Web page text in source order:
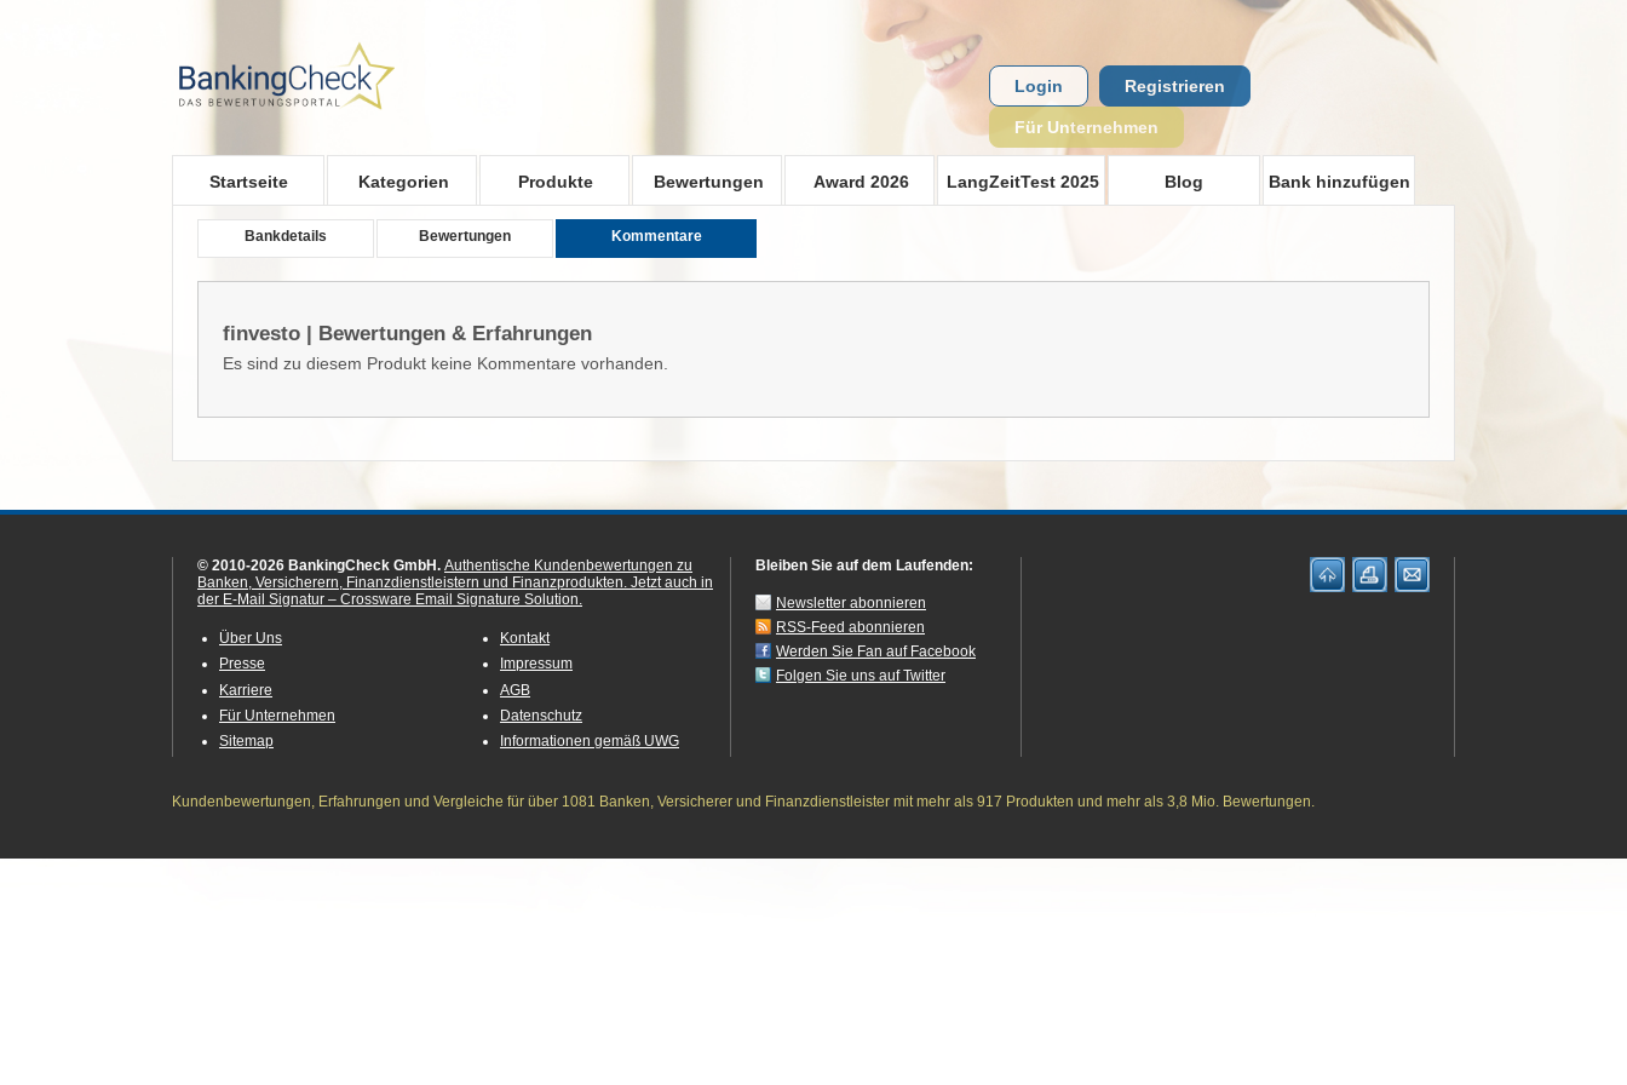
Startseite Kategorien Produkte Bewertungen Award 2026 LangZeitTest 2025 Blog Bank hinzufügen
Login Registrieren
Für Unternehmen
Bankdetails Bewertungen Kommentare
finvesto | Bewertungen & Erfahrungen
Es sind zu diesem Produkt keine Kommentare vorhanden.
© 2010-2026 BankingCheck GmbH. Authentische Kundenbewertungen zu
Banken, Versicherern, Finanzdienstleistern und Finanzprodukten. Jetzt auch in
der E-Mail Signatur – Crossware Email Signature Solution.
Über Uns
Presse
Karriere
Für Unternehmen
Sitemap
Kontakt
Impressum
AGB
Datenschutz
Informationen gemäß UWG
Bleiben Sie auf dem Laufenden:
Newsletter abonnieren
RSS-Feed abonnieren
Werden Sie Fan auf Facebook
Folgen Sie uns auf Twitter
Kundenbewertungen, Erfahrungen und Vergleiche für über 1081 Banken, Versicherer und Finanzdienstleister mit mehr als 917 Produkten und mehr als 3,8 Mio. Bewertungen.